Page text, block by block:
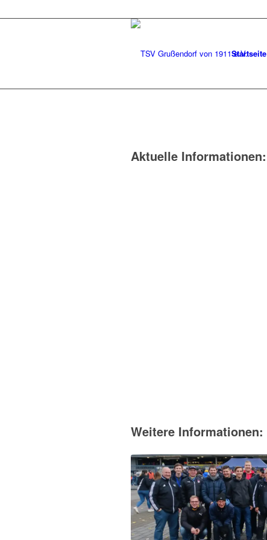
Startseite
Aktuelle Informationen:
Weitere Informationen: